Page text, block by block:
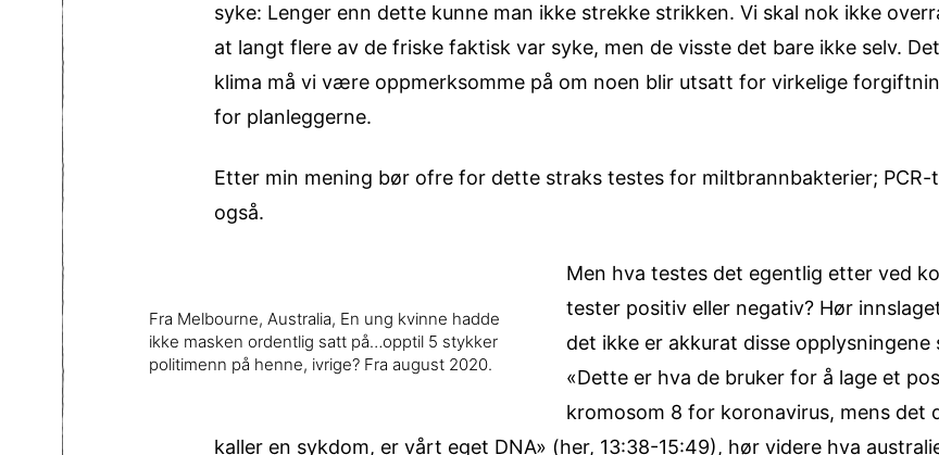
syke: Lenger enn dette kunne man ikke strekke strikken. Vi skal nok ikke
at langt flere av de friske faktisk var syke, men de visste det bare ikke selv.
klima må vi være oppmerksomme på om noen blir utsatt for virkelige
for planleggerne.
Etter min mening bør ofre for dette straks testes for miltbrannbakterier;
også.
Fra Melbourne, Australia, En ung kvinne hadde
ikke masken ordentlig satt på…opptil 5 stykker
politimenn på henne, ivrige? Fra august 2020.
Men hva testes det egentlig etter ved
tester positiv eller negativ? Hør
det ikke er akkurat disse
«Dette er hva de bruker for å lage et
kromosom 8 for koronavirus, mens det
kaller en sykdom, er vårt eget DNA» (her, 13:38-15:49), hør videre hva